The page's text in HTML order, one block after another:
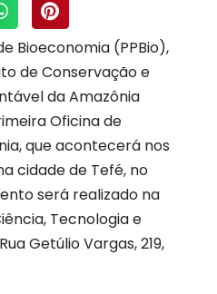
Bioeconomia (PPBio),
de Conservação e
da Amazônia
Oficina de
que acontecerá nos
cidade de Tefé, no
será realizado na
Tecnologia e
Getúlio Vargas, 219,